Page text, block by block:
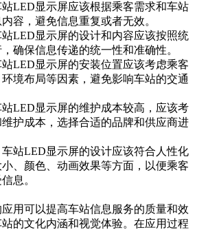
LED显示屏应该根据乘客需求和车站
容，避免信息重复或者无效。
LED显示屏的设计和内容应该按照统
确保信息传递的统一性和准确性。
LED显示屏的安装位置应该考虑乘客
境布局等因素，避免影响车站的交通
LED显示屏的维护成本较高，应该考
护成本，选择合适的品牌和供应商进
站LED显示屏的设计应该符合人性化
、颜色、动画效果等方面，以便乘客
息。
用可以提高车站信息服务的质量和效
的文化内涵和视觉体验。在应用过程